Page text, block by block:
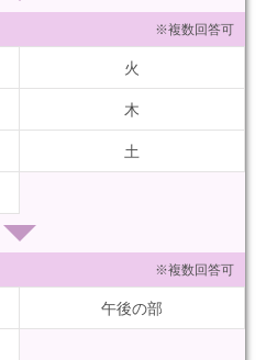
※複数回答可
火
木
土
※複数回答可
午後の部